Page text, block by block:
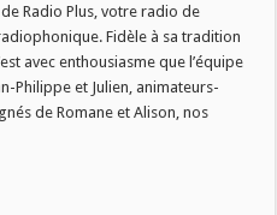
jeunes
ont
la
parole!
Radio Plus, votre radio de
Fidèle à sa tradition
avec enthousiasme que l’équipe
Philippe et Julien, animateurs-
de Romane et Alison, nos